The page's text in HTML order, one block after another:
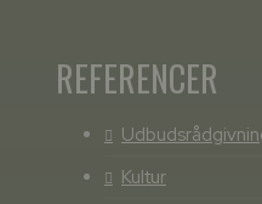
REFERENCER
Kultur